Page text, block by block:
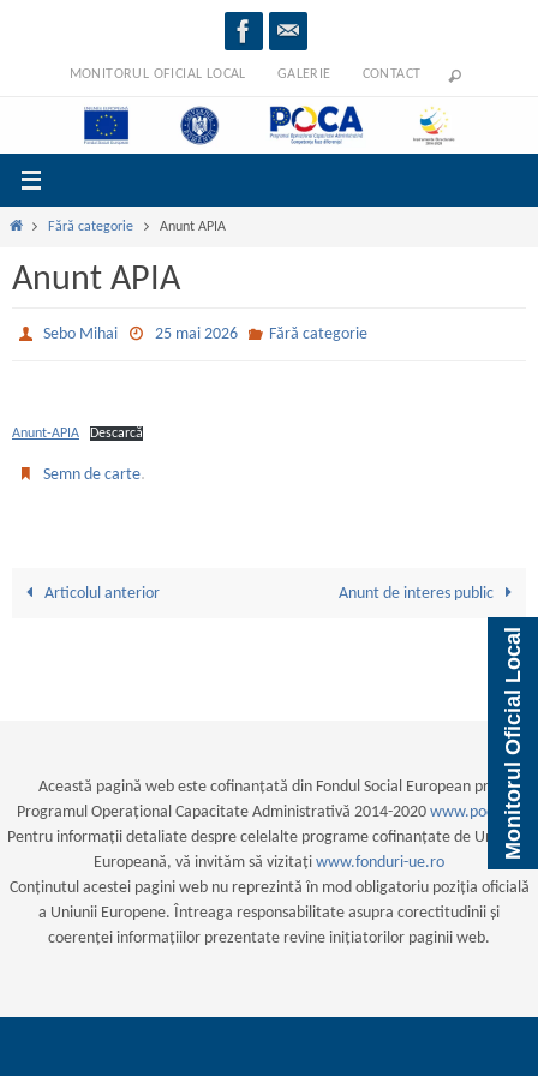
MONITORUL OFICIAL LOCAL GALERIE CONTACT
PrimaFără categorie Anunt APIA
Anunt APIA
Sebo Mihai 25 mai 2026 Fără categorie
Anunt-APIA Descarcă
Semn de carte.
Articolul anterior Anunt de interes public
Această pagină web este cofinanțată din Fondul Social European prin
Programul Operațional Capacitate Administrativă 2014-2020 www.poca.ro
Pentru informații detaliate despre celelalte programe cofinanțate de Uniunea
Europeană, vă invităm să vizitați www.fonduri-ue.ro
Conținutul acestei pagini web nu reprezintă în mod obligatoriu poziția oficială
a Uniunii Europene. Întreaga responsabilitate asupra corectitudinii și
coerenței informațiilor prezentate revine inițiatorilor paginii web.
Monitorul Oficial Local